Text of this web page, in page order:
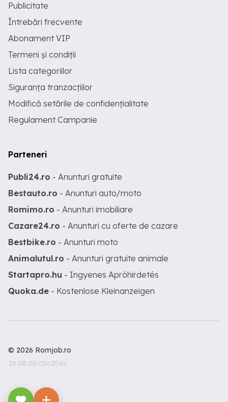
Publicitate
Întrebări frecvente
Abonament VIP
Termeni și condiții
Lista categoriilor
Siguranța tranzacțiilor
Modifică setările de confidențialitate
Regulament Campanie
Parteneri
Publi24.ro - Anunturi gratuite
Bestauto.ro - Anunturi auto/moto
Romimo.ro - Anunturi imobiliare
Cazare24.ro - Anunturi cu oferte de cazare
Bestbike.ro - Anunturi moto
Animalutul.ro - Anunturi gratuite animale
Startapro.hu - Ingyenes Apróhirdetés
Quoka.de - Kostenlose Kleinanzeigen
© 2026 Romjob.ro
26.08.06.c0c206c